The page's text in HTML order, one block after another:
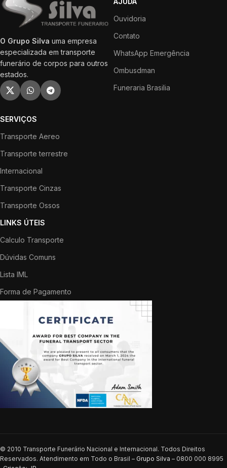
O Grupo Silva uma empresa
especializada em transporte
funerário de corpos para outros
estados.
Ouvidoria
Contato
WhatsApp Emergência
Ombusdman
Funeraria Brasilia
SERVIÇOS
Transporte Aereo
Transporte terrestre
Internacional
Transporte Cinzas
Transporte Ossos
LINKS ÚTEIS
Calculo Transporte
Dúvidas Comuns
Lista IML
Forma de Pagamento
© 2010 Transporte Funerário Nacional e Internacional. Todos Direitos
Reservados. Atendimento em Todo o Brasil – Grupo Silva – 0800 000 8995